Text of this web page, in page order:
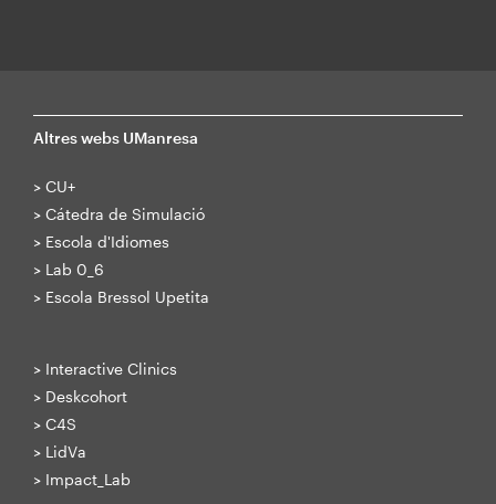
Altres webs UManresa
> CU+
> Cátedra de Simulació
> Escola d'Idiomes
> Lab 0_6
> Escola Bressol Upetita
> Interactive Clinics
> Deskcohort
> C4S
> LidVa
> Impact_Lab